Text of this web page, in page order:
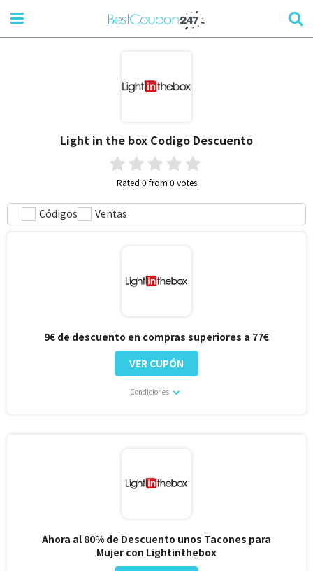
Light in the box Codigo Descuento
Rated 0 from 0 votes
Códigos Ventas
9€ de descuento en compras superiores a 77€
Condiciones
VER CUPÓN
Ahora al 80% de Descuento unos Tacones para
Mujer con Lightinthebox